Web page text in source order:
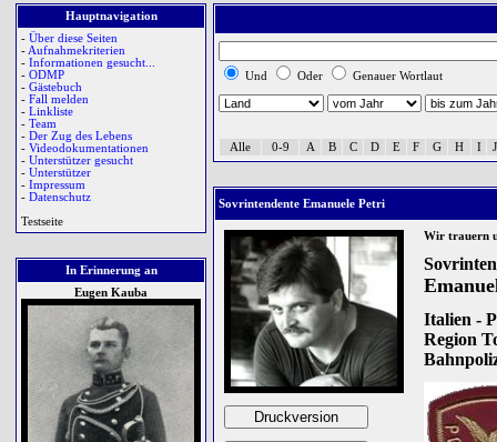
Hauptnavigation
- Über diese Seiten
- Aufnahmekriterien
- Informationen gesucht...
- ODMP
- Gästebuch
- Fall melden
- Linkliste
- Team
- Der Zug des Lebens
- Videodokumentationen
- Unterstützer gesucht
- Unterstützer
- Impressum
- Datenschutz
Testseite
In Erinnerung an
Eugen Kauba
Und Oder Genauer Wortlaut
Alle 0-9 A B C D E F G H I J
Sovrintendente Emanuele Petri
Wir trauern
Italien -
Region